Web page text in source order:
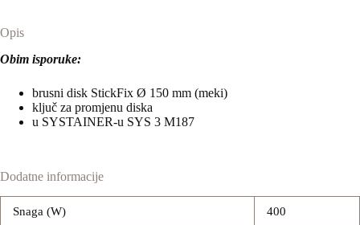
Opis
Obim isporuke:
brusni disk StickFix Ø 150 mm (meki)
ključ za promjenu diska
u SYSTAINER-u SYS 3 M187
Dodatne informacije
Snaga (W) 400